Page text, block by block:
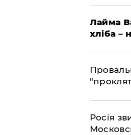
Лайма
хліба –
Росія